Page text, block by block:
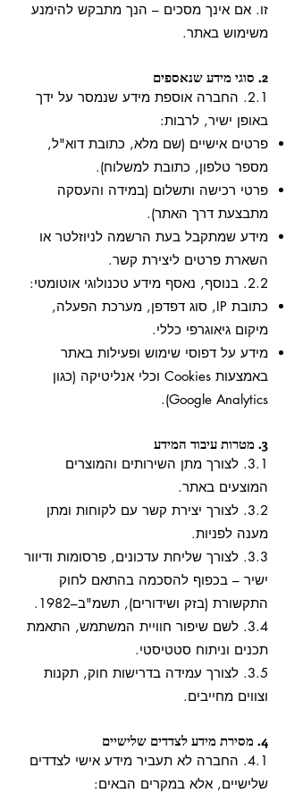
זו. אם אינך מסכים – הנך מתבקש להימנע
משימוש באתר.
2. סוגי מידע שנאספים
2.1. החברה אוספת מידע שנמסר על ידך
באופן ישיר, לרבות:
פרטים אישיים (שם מלא, כתובת דוא"ל,
מספר טלפון, כתובת למשלוח).
פרטי רכישה ותשלום (במידה והעסקה
מתבצעת דרך האתר).
מידע שמתקבל בעת הרשמה לניוזלטר או
השארת פרטים ליצירת קשר.
2.2. בנוסף, נאסף מידע טכנולוגי אוטומטי:
כתובת IP, סוג דפדפן, מערכת הפעלה,
מיקום גיאוגרפי כללי.
מידע על דפוסי שימוש ופעילות באתר
באמצעות Cookies וכלי אנליטיקה (כגון
Google Analytics).
3. מטרות עיבוד המידע
3.1. לצורך מתן השירותים והמוצרים
המוצעים באתר.
3.2. לצורך יצירת קשר עם לקוחות ומתן
מענה לפניות.
3.3. לצורך שליחת עדכונים, פרסומות ודיוור
ישיר – בכפוף להסכמה בהתאם לחוק
התקשורת (בזק ושידורים), תשמ"ב–1982.
3.4. לשם שיפור חוויית המשתמש, התאמת
תכנים וניתוח סטטיסטי.
3.5. לצורך עמידה בדרישות חוק, תקנות
וצווים מחייבים.
4. מסירת מידע לצדדים שלישיים
4.1. החברה לא תעביר מידע אישי לצדדים
שלישיים, אלא במקרים הבאים: